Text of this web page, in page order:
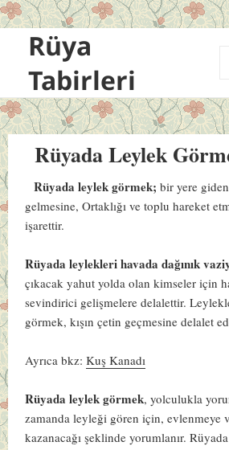
Rüya
Tabirleri
Rüyada Leylek
Rüyada leylek görmek;bir yere
gelmesine, Ortaklığı ve toplu hareket
işarettir.
Rüyada leylekleri havada dağınık
çıkacak yahut yolda olan kimseler için
sevindirici gelişmelere delalettir.
görmek, kışın çetin geçmesine delalet
Ayrıca bkz:Kuş Kanadı
Rüyada leylek görmek, yolculukla
zamanda leyleği gören için, evlenmeye
kazanacağı şeklinde yorumlanır.